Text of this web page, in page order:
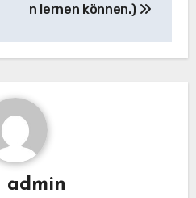
n lernen können.)
admin